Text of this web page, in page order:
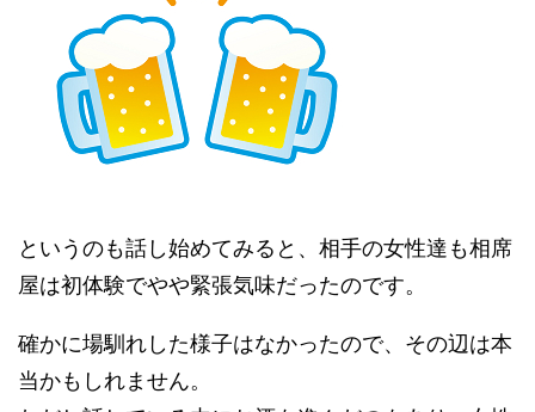
というのも話し始めてみると、相手の女性達も相席
屋は初体験でやや緊張気味だったのです。
確かに場馴れした様子はなかったので、その辺は本
当かもしれません。